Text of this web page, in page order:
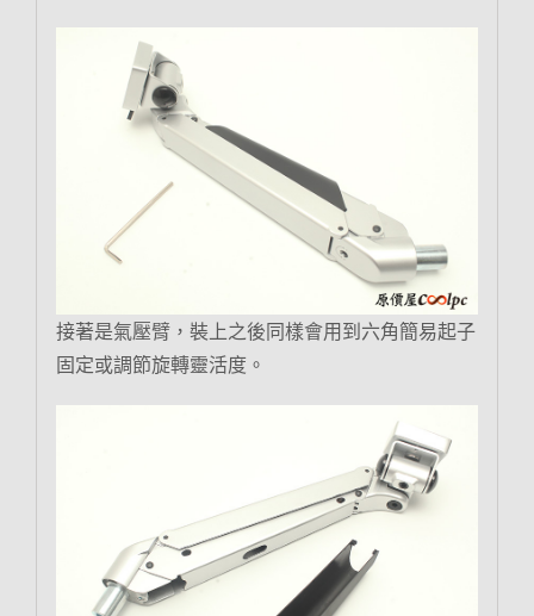
接著是氣壓臂，裝上之後同樣會用到六角簡易起子
固定或調節旋轉靈活度。